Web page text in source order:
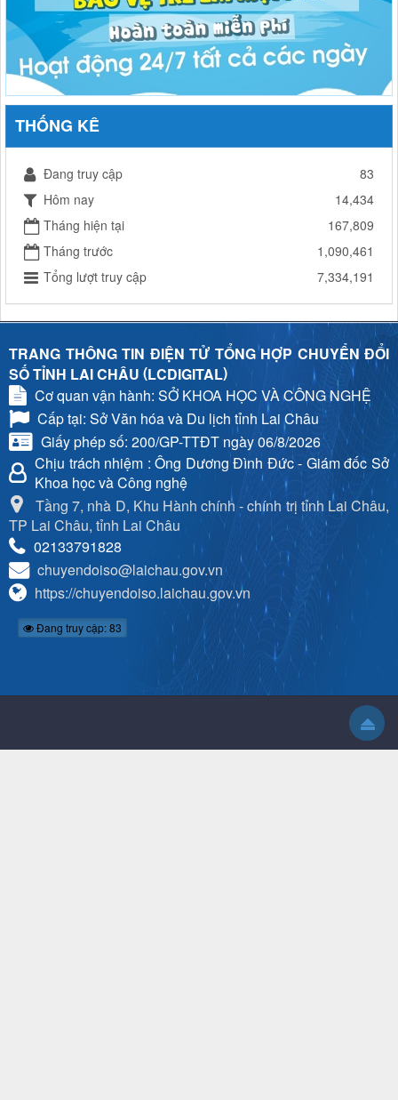
THỐNG KÊ
Đang truy cập
83
Hôm nay
14,434
Tháng hiện tại
167,809
Tháng trước
1,090,461
Tổng lượt truy cập
7,334,191
TRANG THÔNG TIN ĐIỆN TỬ TỔNG HỢP CHUYỂN ĐỔI
SỐ TỈNH LAI CHÂU (LCDIGITAL)
Cơ quan vận hành: SỞ KHOA HỌC VÀ CÔNG NGHỆ
Cấp tại: Sở Văn hóa và Du lịch tỉnh Lai Châu
Giấy phép số: 200/GP-TTĐT ngày 06/8/2026
Chịu trách nhiệm : Ông Dương Đình Đức - Giám đốc Sở
Khoa học và Công nghệ
Tầng 7, nhà D, Khu Hành chính - chính trị tỉnh Lai Châu,
TP Lai Châu, tỉnh Lai Châu
02133791828
chuyendoiso@laichau.gov.vn
https://chuyendoiso.laichau.gov.vn
Đang truy cập: 83